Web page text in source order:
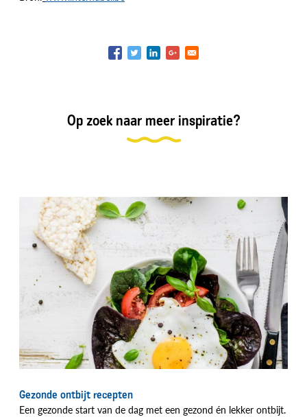
Op zoek naar meer inspiratie?
Gezonde ontbijt recepten
Een gezonde start van de dag met een gezond én lekker ontbijt.